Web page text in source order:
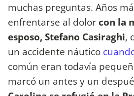
muchas preguntas. Años
enfrentarse al dolor con la
esposo, Stefano Casiraghi,
un accidente náutico
común eran todavía
marcó un antes y un